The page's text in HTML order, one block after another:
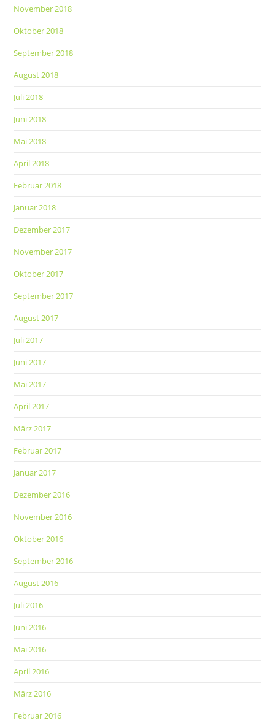
November 2018
Oktober 2018
September 2018
August 2018
Juli 2018
Juni 2018
Mai 2018
April 2018
Februar 2018
Januar 2018
Dezember 2017
November 2017
Oktober 2017
September 2017
August 2017
Juli 2017
Juni 2017
Mai 2017
April 2017
März 2017
Februar 2017
Januar 2017
Dezember 2016
November 2016
Oktober 2016
September 2016
August 2016
Juli 2016
Juni 2016
Mai 2016
April 2016
März 2016
Februar 2016